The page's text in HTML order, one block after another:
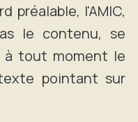
préalable, l'AMIC,
le contenu, se
à tout moment le
pointant sur